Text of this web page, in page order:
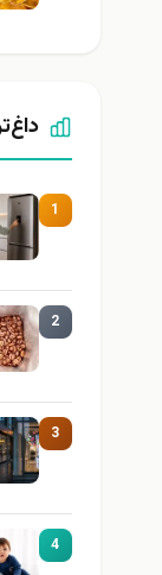
داغ‌ترین
1
2
3
4